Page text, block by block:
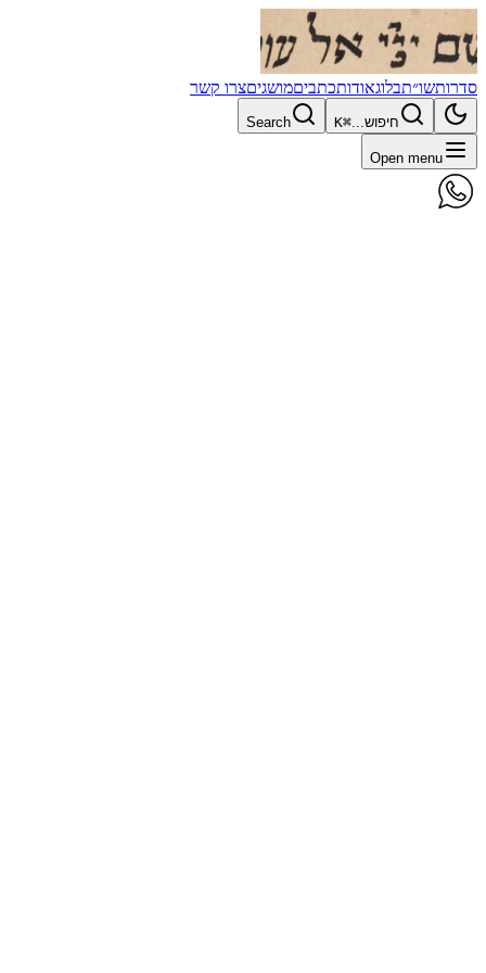
סדרותשו״תבלוגאודותכתביםמושגיםצרו קשר
חיפוש...⌘K
Search
Open menu